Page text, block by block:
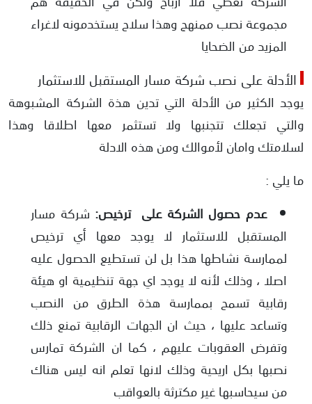
مجموعة نصب ممنهج وهذا سلاح يستخدمونه لاغراء
المزيد من الضحايا
الأدلة على نصب شركة مسار المستقبل للاستثمار
يوجد الكثير من الأدلة التي تدين هذة الشركة المشبوهة
والتي تجعلك تتجنبها ولا تستثمر معها اطلاقا وهذا
لسلامتك وامان لأموالك ومن هذه الادلة
ما يلي :
عدم حصول الشركة على ترخيص: شركة مسار
المستقبل للاستثمار لا يوجد معها أي ترخيص
لممارسة نشاطها هذا بل لن تستطيع الحصول عليه
اصلا ، وذلك لأنه لا يوجد اي جهة تنظيمية او هيئة
رقابية تسمح بممارسة هذة الطرق من النصب
وتساعد عليها ، حيث ان الجهات الرقابية تمنع ذلك
وتفرض العقوبات عليهم ، كما ان الشركة تمارس
نصبها بكل اريحية وذلك لانها تعلم انه ليس هناك
من سيحاسبها غير مكترثة بالعواقب